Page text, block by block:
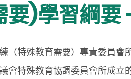
要)學習綱要
（特殊教育需要）專責委員會
會特殊教育協調委員會所成立